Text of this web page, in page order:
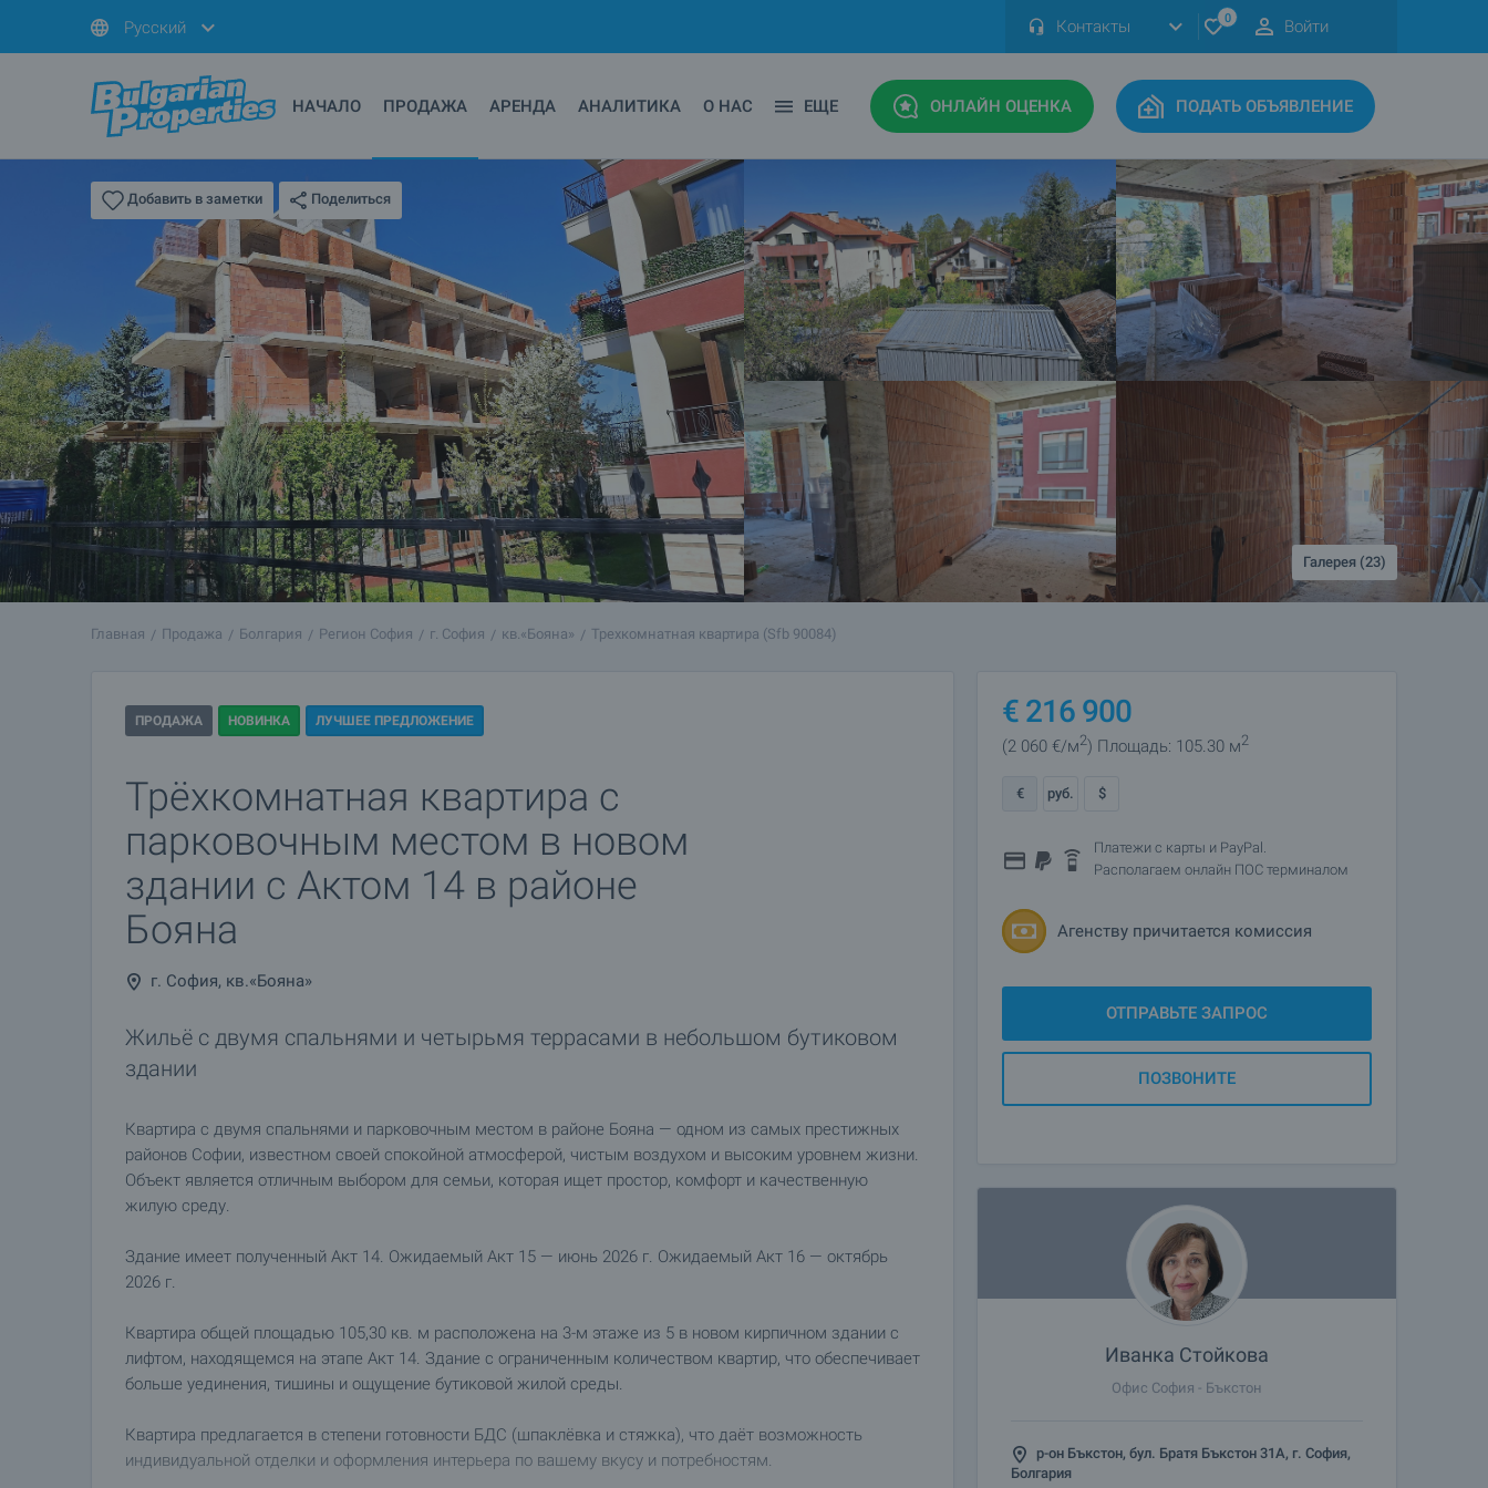
Русский Контакты 0 Войти
НАЧАЛО ПРОДАЖА АРЕНДА АНАЛИТИКА О НАС ЕЩЕ ОНЛАЙН ОЦЕНКА ПОДАТЬ ОБЪЯВЛЕНИЕ
Добавить в заметки Поделиться
Галерея (23)
Главная Продажа Болгария Регион София г. София кв.«Бояна» Трехкомнатная квартира (Sfb 90084)
ПРОДАЖА НОВИНКА ЛУЧШЕЕ ПРЕДЛОЖЕНИЕ
Трёхкомнатная квартира с
парковочным местом в новом
здании с Актом 14 в районе
Бояна
г. София, кв.«Бояна»
Жильё с двумя спальнями и четырьмя террасами в небольшом бутиковом
здании
Квартира с двумя спальнями и парковочным местом в районе Бояна — одном из самых престижных
районов Софии, известном своей спокойной атмосферой, чистым воздухом и высоким уровнем жизни.
Объект является отличным выбором для семьи, которая ищет простор, комфорт и качественную
жилую среду.
Здание имеет полученный Акт 14. Ожидаемый Акт 15 — июнь 2026 г. Ожидаемый Акт 16 — октябрь
2026 г.
Квартира общей площадью 105,30 кв. м расположена на 3-м этаже из 5 в новом кирпичном здании с
лифтом, находящемся на этапе Акт 14. Здание с ограниченным количеством квартир, что обеспечивает
больше уединения, тишины и ощущение бутиковой жилой среды.
Квартира предлагается в степени готовности БДС (шпаклёвка и стяжка), что даёт возможность
индивидуальной отделки и оформления интерьера по вашему вкусу и потребностям.
€ 216 900
(2 060 €/м2) Площадь: 105.30 м2
€ руб. $
Платежи с карты и PayPal.
Располагаем онлайн ПОС терминалом
Агенству причитается комиссия
ОТПРАВЬТЕ ЗАПРОС
ПОЗВОНИТЕ
Иванка Стойкова
Офис София - Бъкстон
р-он Бъкстон, бул. Братя Бъкстон 31А, г. София,
Болгария